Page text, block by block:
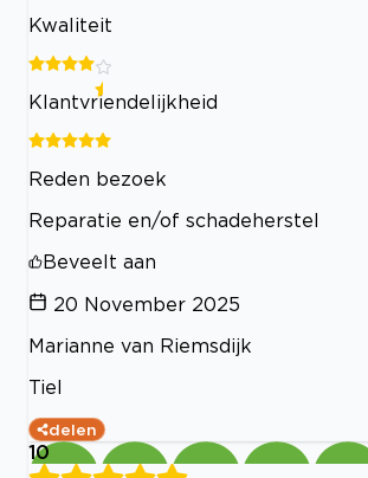
Kwaliteit
Klantvriendelijkheid
Reden bezoek
Reparatie en/of schadeherstel
Beveelt aan
20 November 2025
Marianne van Riemsdijk
Tiel
delen
10